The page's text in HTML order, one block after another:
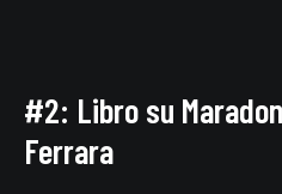
#2: Libro su
Ferrara